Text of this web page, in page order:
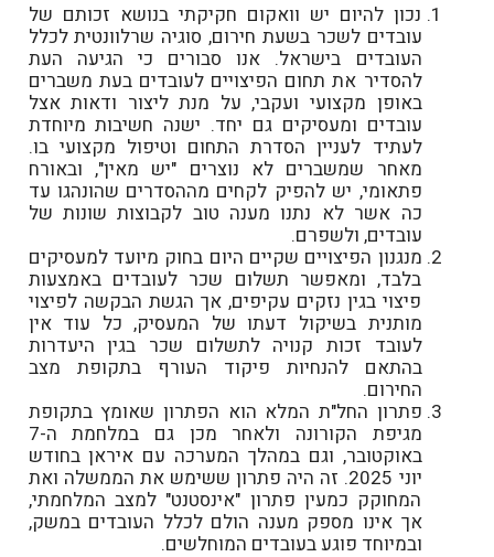
נכון להיום יש וואקום חקיקתי בנושא זכותם של
עובדים לשכר בשעת חירום, סוגיה שרלוונטית לכלל
העובדים בישראל. אנו סבורים כי הגיעה העת
להסדיר את תחום הפיצויים לעובדים בעת משברים
באופן מקצועי ועקבי, על מנת ליצור ודאות אצל
עובדים ומעסיקים גם יחד. ישנה חשיבות מיוחדת
לעתיד לעניין הסדרת התחום וטיפול מקצועי בו.
מאחר שמשברים לא נוצרים "יש מאין", ובאורח
פתאומי, יש להפיק לקחים מההסדרים שהונהגו עד
כה אשר לא נתנו מענה טוב לקבוצות שונות של
עובדים, ולשפרם.
מנגנון הפיצויים שקיים היום בחוק מיועד למעסיקים
בלבד, ומאפשר תשלום שכר לעובדים באמצעות
פיצוי בגין נזקים עקיפים, אך הגשת הבקשה לפיצוי
מותנית בשיקול דעתו של המעסיק, כל עוד אין
לעובד זכות קנויה לתשלום שכר בגין היעדרות
בהתאם להנחיות פיקוד העורף בתקופת מצב
החירום.
פתרון החל"ת המלא הוא הפתרון שאומץ בתקופת
מגיפת הקורונה ולאחר מכן גם במלחמת ה-7
באוקטובר, וגם במהלך המערכה עם איראן בחודש
יוני 2025. זה היה פתרון ששימש את הממשלה ואת
המחוקק כמעין פתרון "אינסטנט" למצב המלחמתי,
אך אינו מספק מענה הולם לכלל העובדים במשק,
ובמיוחד פוגע בעובדים המוחלשים.